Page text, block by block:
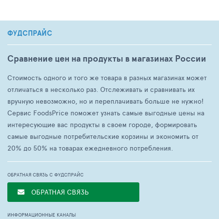
ФУДСПРАЙС
Сравнение цен на продукты в магазинах России
Стоимость одного и того же товара в разных магазинах может
отличаться в несколько раз. Отслеживать и сравнивать их
вручную невозможно, но и переплачивать больше не нужно!
Сервис FoodsPrice поможет узнать самые выгодные цены на
интересующие вас продукты в своем городе, формировать
самые выгодные потребительские корзины и экономить от
20% до 50% на товарах ежедневного потребления.
ОБРАТНАЯ СВЯЗЬ С ФУДСПРАЙС
ОБРАТНАЯ СВЯЗЬ
ИНФОРМАЦИОННЫЕ КАНАЛЫ